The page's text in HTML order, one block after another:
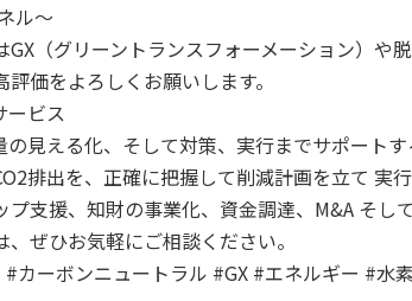
ル～
GX（グリーントランスフォーメーション）や
価をよろしくお願いします。
ービス
見える化、そして対策、実行までサポート
排出を、正確に把握して削減計画を立て 実
プ支援、知財の事業化、資金調達、M&A そし
ぜひお気軽にご相談ください。
カーボンニュートラル #GX #エネルギー #